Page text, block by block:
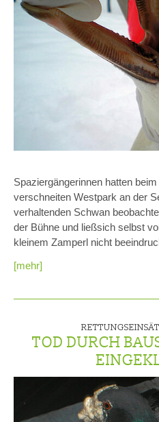
Spaziergängerinnen hatten
verschneiten Westpark an der
verhaltenden Schwan
der Bühne und ließsich selbst
kleinem Zamperl nicht
[mehr]
TOD DURCH